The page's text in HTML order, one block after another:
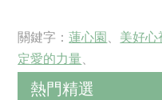
關鍵字：蓮心園、 美好
定愛的力量、
熱門精選